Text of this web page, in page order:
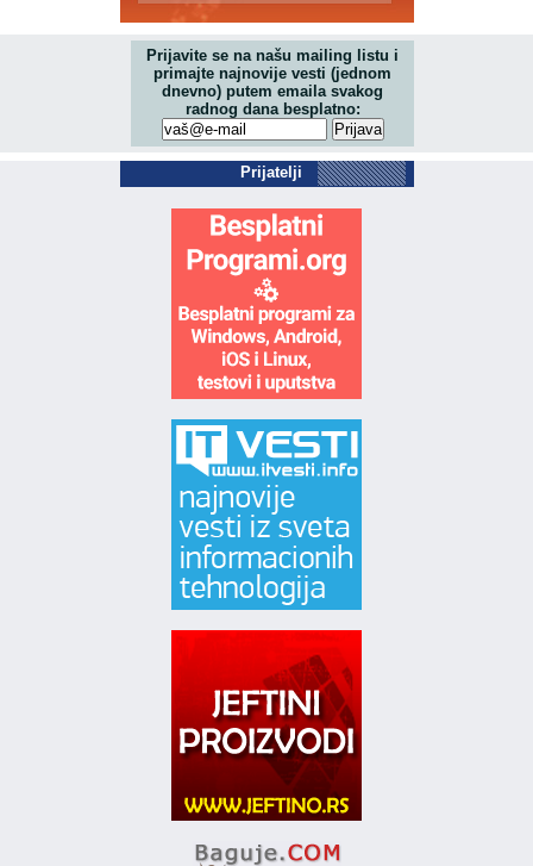
Prijavite se na našu mailing listu i
primajte najnovije vesti (jednom
dnevno) putem emaila svakog
radnog dana besplatno:
Prijatelji